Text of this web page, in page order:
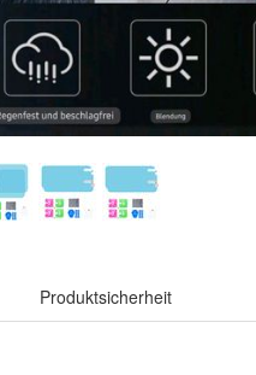
Produktsicherheit